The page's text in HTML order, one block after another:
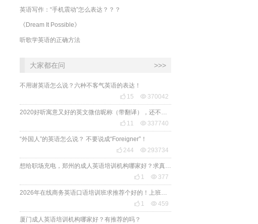
英语写作：“手机震动”怎么表达？？？
《Dream It Possible》
听歌学英语的正确方法
大家都在问 >>>
不用谢英语怎么说？六种不客气英语的表达！
 15  370042
 11  337740
“外国人”的英语怎么说？ 不要说成“Foreigner”！
 244  293734
 1  377
 1 459
厦门成人英语培训机构哪家好？有推荐的吗？